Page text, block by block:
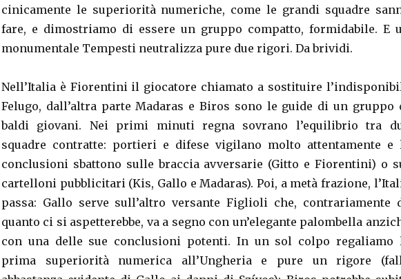
cinicamente le superiorità numeriche, come le grandi squadre
fare, e dimostriamo di essere un gruppo compatto, formidabile. E
monumentale Tempesti neutralizza pure due rigori. Da brividi.
Nell’Italia è Fiorentini il giocatore chiamato a sostituire
Felugo, dall’altra parte Madaras e Biros sono le guide di un gruppo
baldi giovani. Nei primi minuti regna sovrano l’equilibrio tra
squadre contratte: portieri e difese vigilano molto attentamente e
conclusioni sbattono sulle braccia avversarie (Gitto e Fiorentini) o
cartelloni pubblicitari (Kis, Gallo e Madaras). Poi, a metà frazione,
passa: Gallo serve sull’altro versante Figlioli che, contrariamente
quanto ci si aspetterebbe, va a segno con un’elegante palombella
con una delle sue conclusioni potenti. In un sol colpo regaliamo
prima superiorità numerica all’Ungheria e pure un rigore